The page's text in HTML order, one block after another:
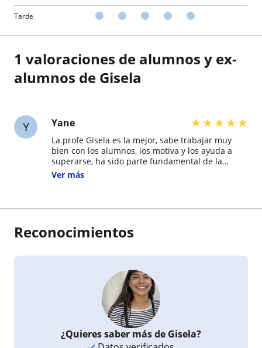
Tarde
1 valoraciones de alumnos y ex-
alumnos de Gisela
Y Yane ★★★★★
La profe Gisela es la mejor, sabe trabajar muy
bien con los alumnos, los motiva y los ayuda a
superarse, ha sido parte fundamental de la
confianza que sienten mis hijos para enfrentar
Ver más
Reconocimientos
¿Quieres saber más de Gisela?